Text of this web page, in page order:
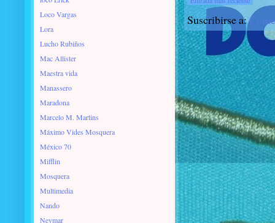
Suscribirse a:
Loco Vargas
Lora
Lucho Rubiños
Mac Allister
Maestra vida
Manassero
Maradona
Marcelo M. Martins
Máximo Vides Mosquera
México 70
Mifflin
Mosquera
Multimedia
Nando
Neymar